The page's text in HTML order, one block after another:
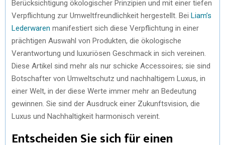
Berücksichtigung ökologischer Prinzipien und mit einer tiefen
Verpflichtung zur Umweltfreundlichkeit hergestellt. Bei Liam’s
Lederwaren manifestiert sich diese Verpflichtung in einer
prächtigen Auswahl von Produkten, die ökologische
Verantwortung und luxuriösen Geschmack in sich vereinen.
Diese Artikel sind mehr als nur schicke Accessoires; sie sind
Botschafter von Umweltschutz und nachhaltigem Luxus, in
einer Welt, in der diese Werte immer mehr an Bedeutung
gewinnen. Sie sind der Ausdruck einer Zukunftsvision, die
Luxus und Nachhaltigkeit harmonisch vereint.
Entscheiden Sie sich für einen